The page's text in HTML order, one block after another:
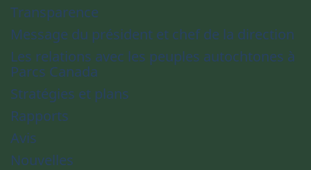
Transparence
Message du président et chef de la direction
Les relations avec les peuples autochtones à
Parcs Canada
Stratégies et plans
Rapports
Avis
Nouvelles